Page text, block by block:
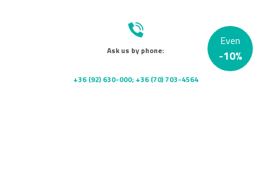
Ask us by phone:
+36 (92) 630-000; +36 (70) 703-4564
Even
-10%